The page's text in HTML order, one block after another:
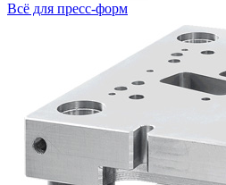
Всё для пресс-форм